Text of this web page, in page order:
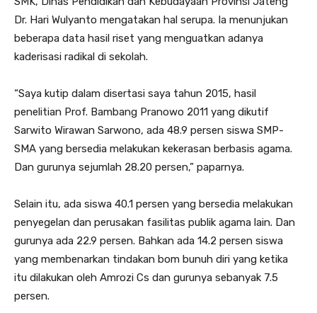
Dr. Hari Wulyanto mengatakan hal serupa. Ia menunjukan
beberapa data hasil riset yang menguatkan adanya
kaderisasi radikal di sekolah.
“Saya kutip dalam disertasi saya tahun 2015, hasil
penelitian Prof. Bambang Pranowo 2011 yang dikutif
Sarwito Wirawan Sarwono, ada 48.9 persen siswa SMP-
SMA yang bersedia melakukan kekerasan berbasis agama.
Dan gurunya sejumlah 28.20 persen,” paparnya.
Selain itu, ada siswa 40.1 persen yang bersedia melakukan
penyegelan dan perusakan fasilitas publik agama lain. Dan
gurunya ada 22.9 persen. Bahkan ada 14.2 persen siswa
yang membenarkan tindakan bom bunuh diri yang ketika
itu dilakukan oleh Amrozi Cs dan gurunya sebanyak 7.5
persen.